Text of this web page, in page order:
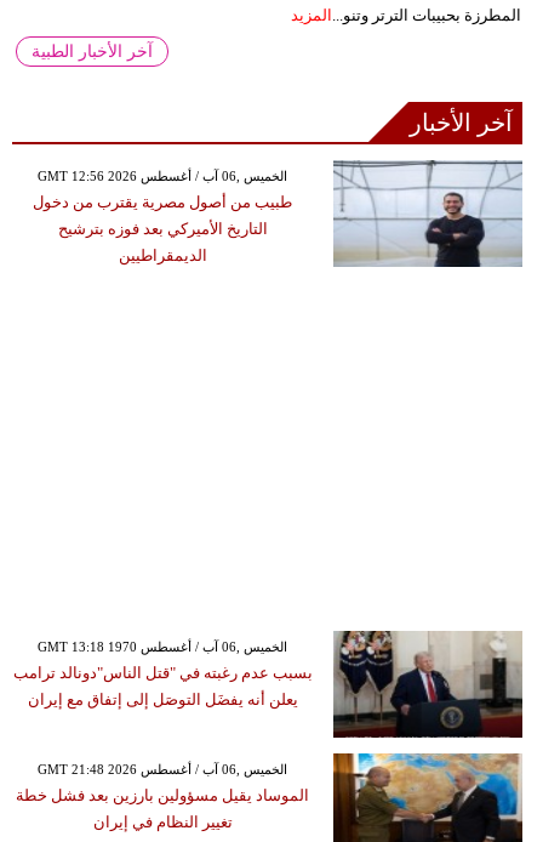
المطرزة بحبيبات الترتر وتنو... المزيد
آخر الأخبار الطبية
آخر الأخبار
GMT 12:56 2026 الخميس ,06 آب / أغسطس
طبيب من أصول مصرية يقترب من دخول
التاريخ الأميركي بعد فوزه بترشيح
الديمقراطيين
GMT 13:18 1970 الخميس ,06 آب / أغسطس
بسبب عدم رغبته في "قتل الناس"دونالد ترامب
يعلن أنه يفضَل التوصَل إلى إتفاق مع إيران
GMT 21:48 2026 الخميس ,06 آب / أغسطس
الموساد يقيل مسؤولين بارزين بعد فشل خطة
تغيير النظام في إيران